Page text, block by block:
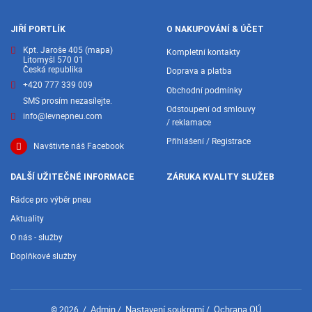
JIŘÍ PORTLÍK
Kpt. Jaroše 405(mapa)
Litomyšl 570 01
Česká republika
+420 777 339 009
SMS prosím nezasílejte.
info@levnepneu.com
Navštivte náš Facebook
O NAKUPOVÁNÍ & ÚČET
Kompletní kontakty
Doprava a platba
Obchodní podmínky
Odstoupení od smlouvy
/ reklamace
Přihlášení / Registrace
DALŠÍ UŽITEČNÉ INFORMACE
Rádce pro výběr pneu
Aktuality
O nás - služby
Doplňkové služby
ZÁRUKA KVALITY SLUŽEB
© 2026 / Admin/ Nastavení soukromí/ Ochrana OÚ